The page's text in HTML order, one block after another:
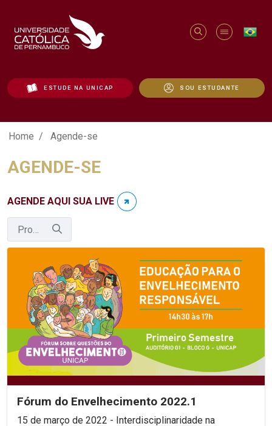
ESTUDE NA UNICAP SOU ESTUDANTE
Agende-se - Unicap
Home Agende-se
AGENDE-SE
AGENDE AQUI SUA LIVE
Fórum do Envelhecimento 2022.1
15 de março de 2022 - Interdisciplinaridade na